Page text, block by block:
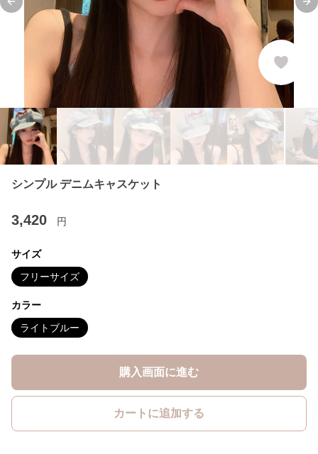
Previous slide
シンプル デニムキャスケット
3,420 円
サイズ
フリーサイズ
カラー
ライトブルー
購入画面に進む
カートに追加する